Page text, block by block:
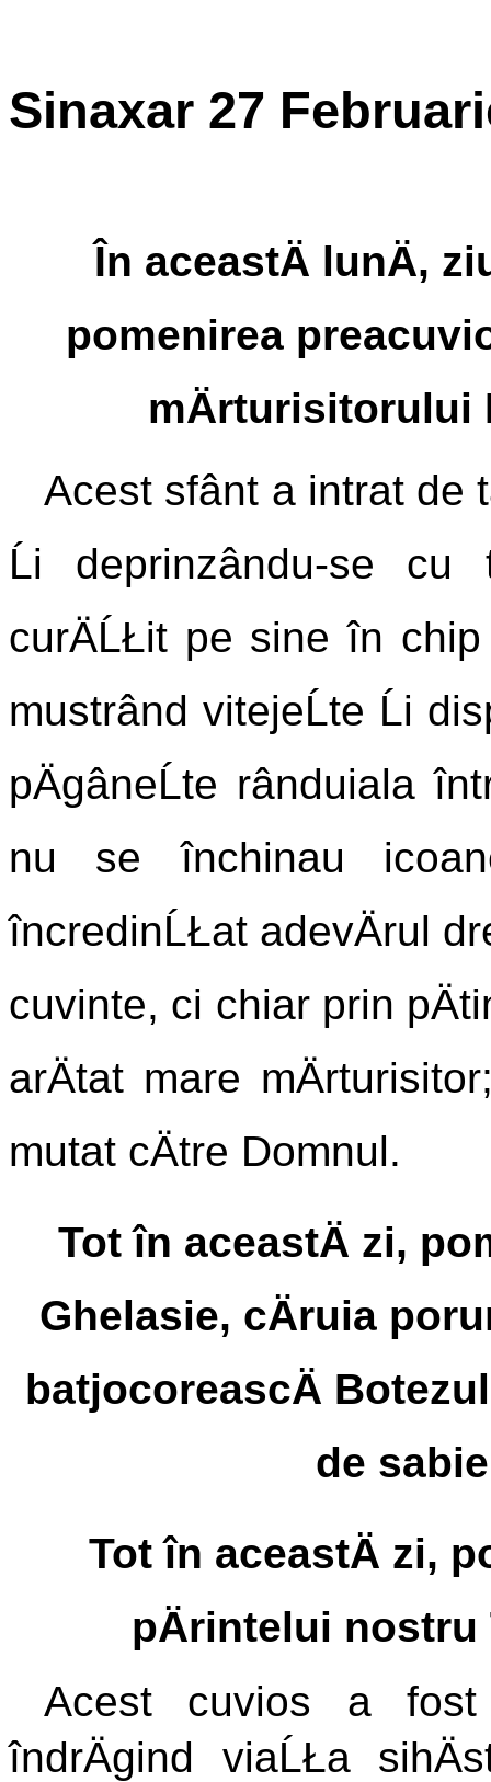
Sinaxar 27
În aceastÄ lunÄ,
pomenirea
Acest sfânt a intrat de
Ĺi deprinzându-se
curÄĹŁit pe sine în chip
mustrând vitejeĹte Ĺi
pÄgâneĹte rânduiala
nu se închinau
încredinĹŁat adevÄrul
cuvinte, ci chiar prin
arÄtat mare
mutat cÄtre Domnul.
Tot în aceastÄ zi,
Ghelasie, cÄruia
batjocoreascÄ
de sabie
Tot în aceastÄ zi,
pÄrintelui
Acest cuvios a
îndrÄgind viaĹŁa